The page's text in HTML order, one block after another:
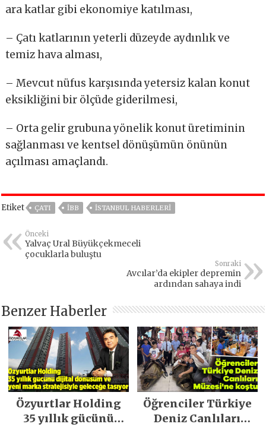
ara katlar gibi ekonomiye katılması,
– Çatı katlarının yeterli düzeyde aydınlık ve
temiz hava alması,
– Mevcut nüfus karşısında yetersiz kalan konut
eksikliğini bir ölçüde giderilmesi,
– Orta gelir grubuna yönelik konut üretiminin
sağlanması ve kentsel dönüşümün önünün
açılması amaçlandı.
Etiket ÇATI IBB ISTANBUL HABERLERI
Önceki
Yalvaç Ural Büyükçekmeceli
çocuklarla buluştu
Sonraki
Avcılar’da ekipler depremin
ardından sahaya indi
Benzer Haberler
Özyurtlar Holding
35 yıllık gücünü
Öğrenciler Türkiye
Deniz Canlıları